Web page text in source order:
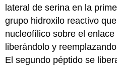
lateral de serina en la
grupo hidroxilo reactivo
nucleofílico sobre el
liberándolo y
El segundo péptido se